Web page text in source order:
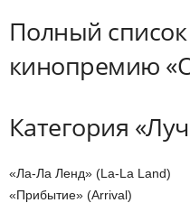
Полный
кинопремию
Категория
«Ла-Ла Ленд» (La-La Land)
«Прибытие» (Arrival)